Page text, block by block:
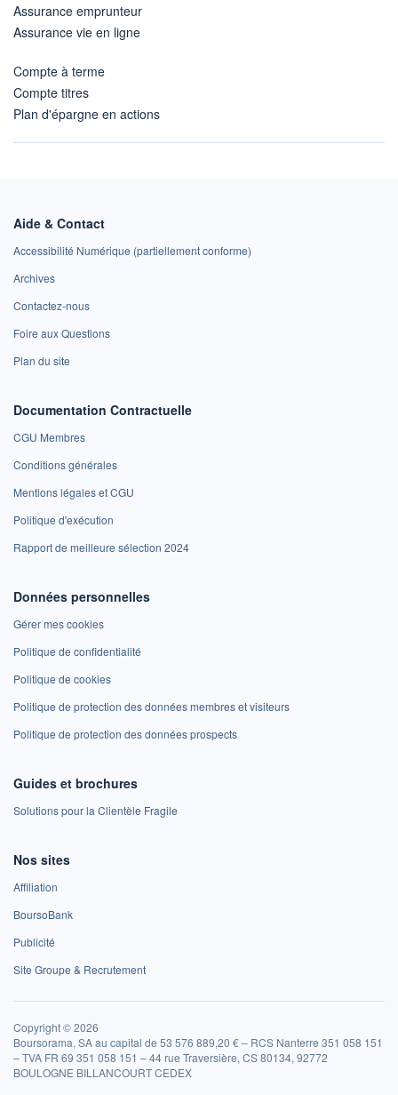
Assurance emprunteur
Assurance vie en ligne
Compte à terme
Compte titres
Plan d'épargne en actions
Aide & Contact
Accessibilité Numérique (partiellement conforme)
Archives
Contactez-nous
Foire aux Questions
Plan du site
Documentation Contractuelle
CGU Membres
Conditions générales
Mentions légales et CGU
Politique d'exécution
Rapport de meilleure sélection 2024
Données personnelles
Gérer mes cookies
Politique de confidentialité
Politique de cookies
Politique de protection des données membres et visiteurs
Politique de protection des données prospects
Guides et brochures
Solutions pour la Clientèle Fragile
Nos sites
Affiliation
BoursoBank
Publicité
Site Groupe & Recrutement
Copyright © 2026
Boursorama, SA au capital de 53 576 889,20 € – RCS Nanterre 351 058 151
– TVA FR 69 351 058 151 – 44 rue Traversière, CS 80134, 92772
BOULOGNE BILLANCOURT CEDEX